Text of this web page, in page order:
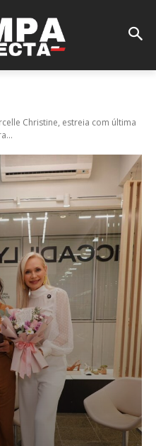
Christine, estreia com última